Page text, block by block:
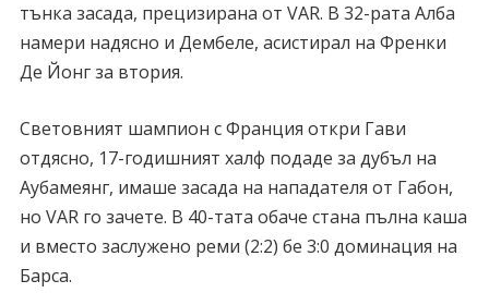
тънка засада, прецизирана от VAR. В 32-рата Алба
намери надясно и Дембеле, асистирал на Френки
Де Йонг за втория.
Световният шампион с Франция откри Гави
отдясно, 17-годишният халф подаде за дубъл на
Аубамеянг, имаше засада на нападателя от Габон,
но VAR го зачете. В 40-тата обаче стана пълна каша
и вместо заслужено реми (2:2) бе 3:0 доминация на
Барса.